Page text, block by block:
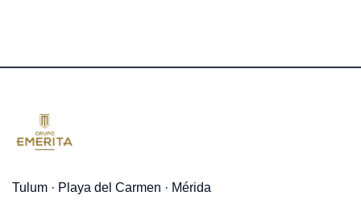
Tulum · Playa del Carmen · Mérida